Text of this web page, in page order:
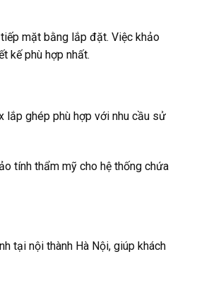
mặt bằng lắp đặt. Việc khảo
kế phù hợp nhất.
lắp ghép phù hợp với nhu cầu sử
tính thẩm mỹ cho hệ thống chứa
tại nội thành Hà Nội, giúp khách